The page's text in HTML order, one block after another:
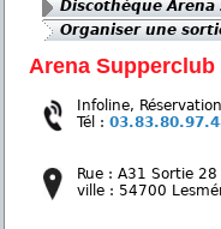
Discothèque
Organiser une
Arena Supperclub
Infoline,
Tél :
Rue : A31 Sortie 28
ville : 54700